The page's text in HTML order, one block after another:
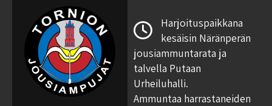
content
Harjoituspaikkana
kesäisin Näränperän
jousiammuntarata ja
talvella Putaan
Urheiluhalli.
Ammuntaa harrastaneiden